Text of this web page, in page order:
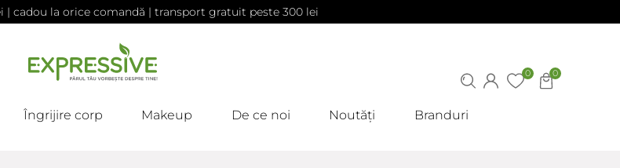
| cadou la orice comandă | transport gratuit peste 300 lei
0
0
Îngrijire corp Makeup De ce noi Noutăți Branduri